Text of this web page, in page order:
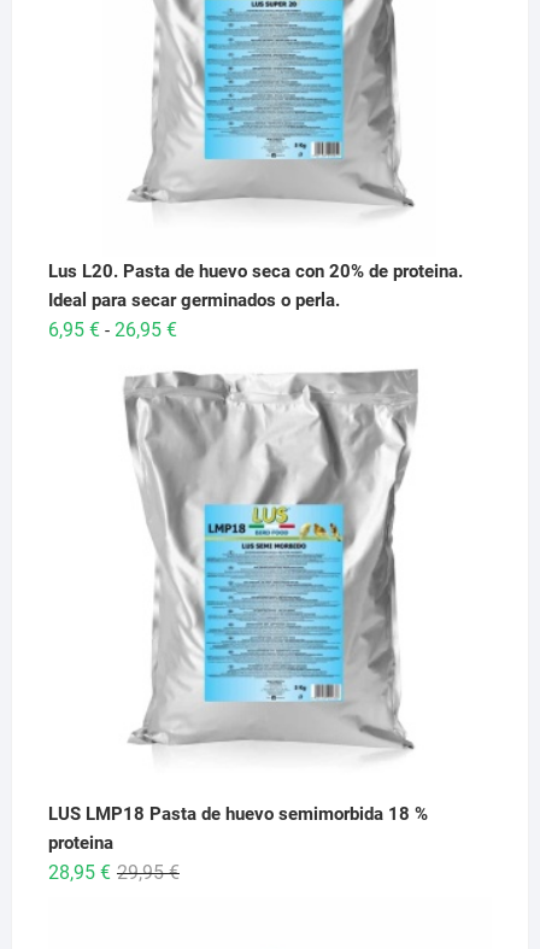
Lus L20. Pasta de huevo seca con 20% de proteina.
Ideal para secar germinados o perla.
6,95 € - 26,95 €Rango
precios:
desde
6,95 €
26,95 €
LUS LMP18 Pasta de huevo semimorbida 18 %
proteina
29,95€El
28,95 €
El